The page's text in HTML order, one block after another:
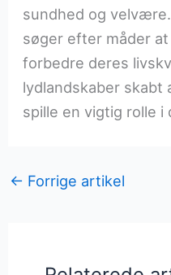
sundhed og
søger efter måder
forbedre deres
lydlandskaber
spille en vigtig rolle i
← Forrige artikel